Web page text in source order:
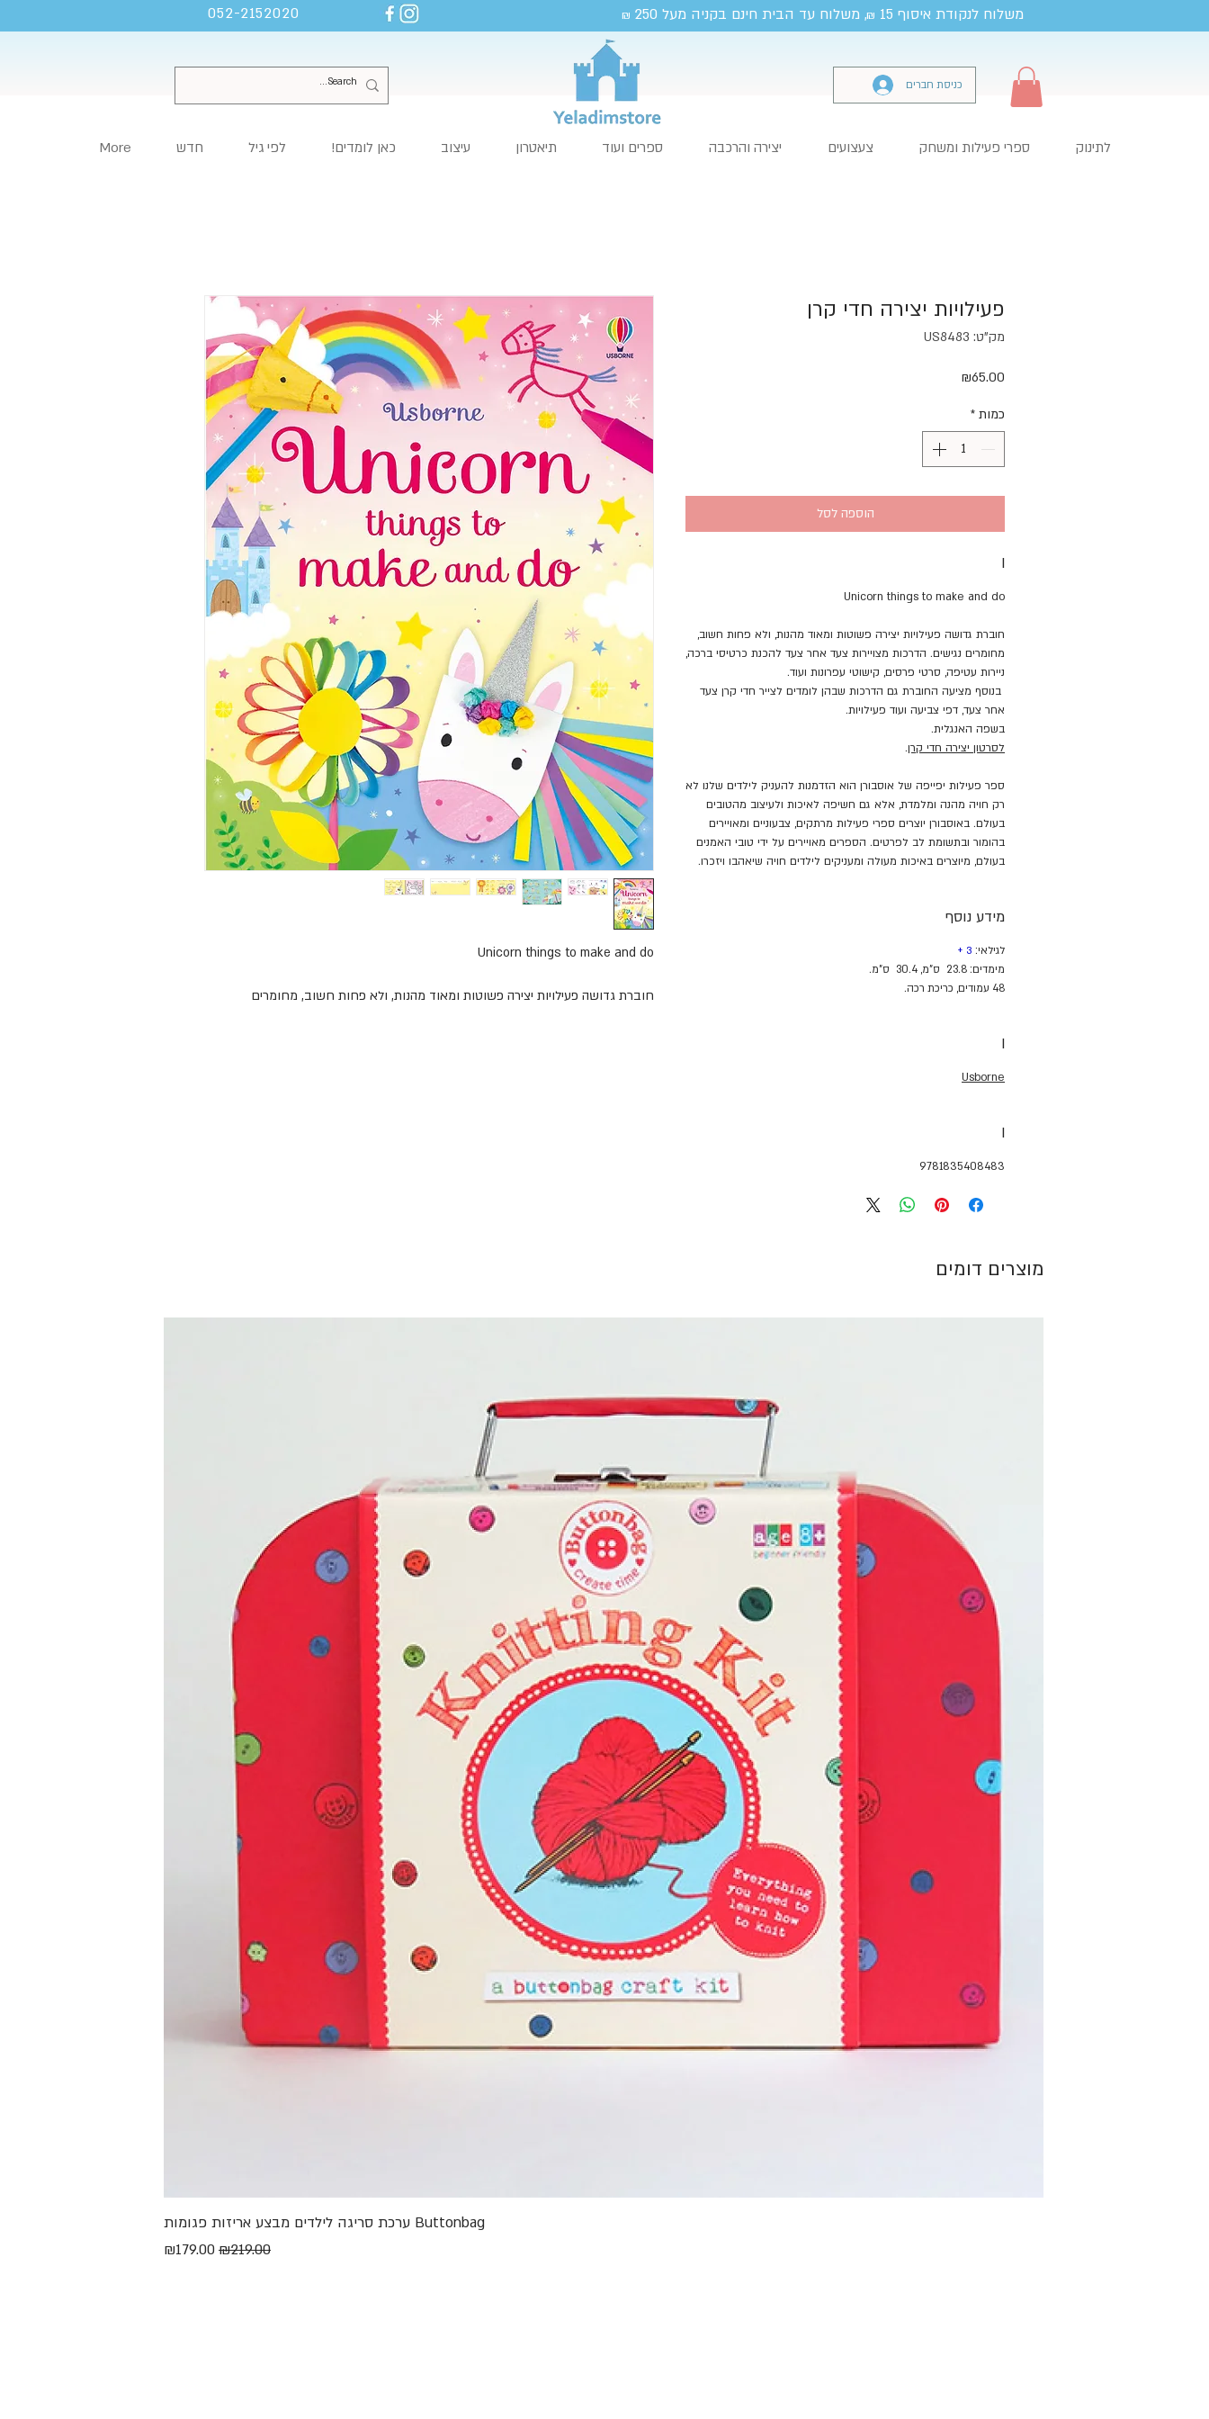
052-2152020 משלוח לנקודת איסוף 15 ₪, משלוח עד הבית חינם בקניה מעל 250 ₪
כניסת חברים
לתינוק ספרי פעילות ומשחק צעצועים יצירה והרכבה ספרים ועוד תיאטרון עיצוב כאן לומדים! לפי גיל חדש More
Unicorn things to make and do
חוברת גדושה פעילויות יצירה פשוטות ומאוד מהנות, ולא פחות חשוב, מחומרים
פעילויות יצירה חדי קרן
מק"ט: US8483
₪65.00
כמות *
הוספה לסל
I
Unicorn things to make and do
חוברת גדושה פעילויות יצירה פשוטות ומאוד מהנות, ולא פחות חשוב,
מחומרים נגישים. הדרכות מצויירות צעד אחר צעד להכנת כרטיסי ברכה,
ניירות עטיפה, סרטי פרסים, קישוטי עפרונות ועוד.
בנוסף מציעה החוברת גם הדרכות שבהן לומדים לצייר חדי קרן צעד
אחר צעד, דפי צביעה ועוד פעילויות.
בשפה האנגלית.
לסרטון יצירה חדי קרן.
ספר פעילות יפייפה של אוסבורן הוא הזדמנות להעניק לילדים שלנו לא
רק חויה מהנה ומלמדת, אלא גם חשיפה לאיכות ולעיצוב מהטובים
בעולם. באוסבורן יוצרים ספרי פעילות מרתקים, צבעוניים ומאויירים
בהומור ובתשומת לב לפרטים. הספרים מאויירים על ידי טובי האמנים
בעולם, מיוצרים באיכות מעולה ומעניקים לילדים חויה שיאהבו ויזכרו.
מידע נוסף
לגילאי: 3
+
מימדים: 23.8
ס"מ, 30.4
ס"מ.
48 עמודים, כריכת רכה.
I
Usborne
I
9781835408483
מוצרים דומים
Buttonbag ערכת סריגה לילדים מבצע אריזות פגומות
מחיר רגיל
₪219.00מחיר מבצע
₪179.00